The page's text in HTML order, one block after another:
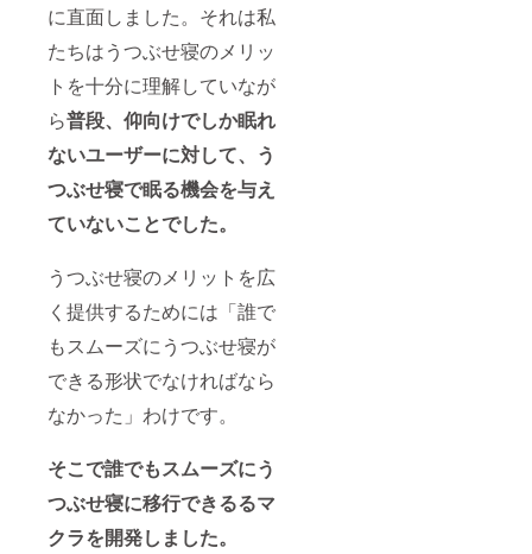
に直面しました。それは私
たちはうつぶせ寝のメリッ
トを十分に理解していなが
ら普段、仰向けでしか眠れ
ないユーザーに対して、う
つぶせ寝で眠る機会を与え
ていないことでした。
うつぶせ寝のメリットを広
く提供するためには「誰で
もスムーズにうつぶせ寝が
できる形状でなければなら
なかった」わけです。
そこで誰でもスムーズにう
つぶせ寝に移行できるるマ
クラを開発しました。